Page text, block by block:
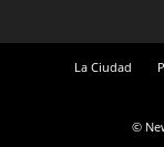
La Ciudad
©